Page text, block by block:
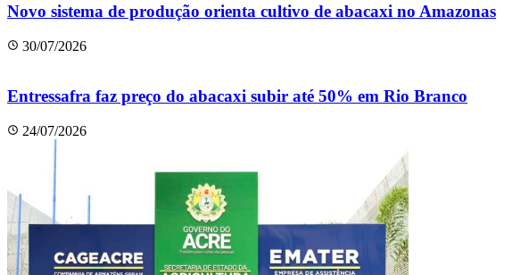
Novo sistema de produção orienta cultivo de abacaxi no Amazonas
30/07/2026
Entressafra faz preço do abacaxi subir até 50% em Rio Branco
24/07/2026